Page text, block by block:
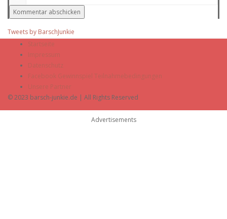
Tweets by BarschJunkie
Startseite
Impressum
Datenschutz
Facebook Gewinnspiel Teilnahmebedingungen
Unsere Partner
© 2023 barsch-junkie.de | All Rights Reserved
Advertisements